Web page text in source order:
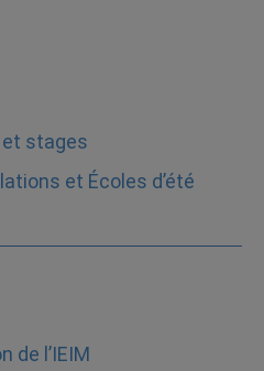
et stages
et Écoles d’été
de l’IEIM